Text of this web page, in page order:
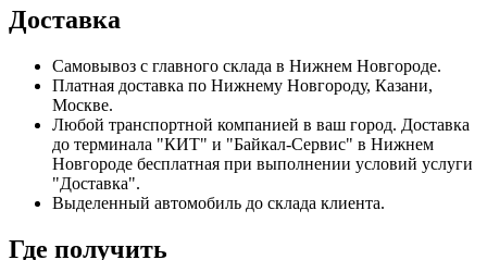
Доставка
Самовывоз с главного склада в Нижнем Новгороде.
Платная доставка по Нижнему Новгороду, Казани,
Москве.
Любой транспортной компанией в ваш город. Доставка
до терминала "КИТ" и "Байкал-Сервис" в Нижнем
Новгороде бесплатная при выполнении условий услуги
"Доставка".
Выделенный автомобиль до склада клиента.
Где получить